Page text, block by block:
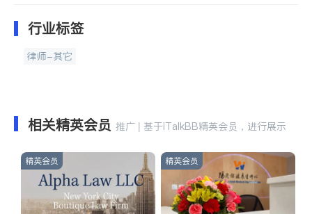
行业标签
律师-其它
相关精英会员 推广 | 基于iTalkBB精英会员，进行展示
精英会员 精英会员